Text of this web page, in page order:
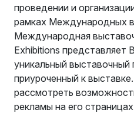
проведении и
рамках Международных
Международная
Exhibitions
уникальный
приуроченный к
рассмотреть
рекламы на его